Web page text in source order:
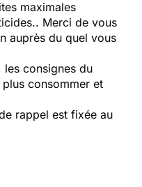
maximales
Merci de vous
auprès du quel vous
les consignes du
consommer et
rappel est fixée au